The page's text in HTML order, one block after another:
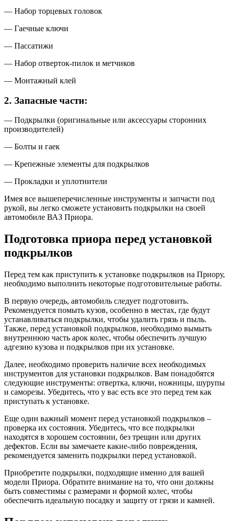
— Набор торцевых головок
— Гаечные ключи
— Пассатижи
— Набор отверток-пилок и метчиков
— Монтажный клей
2. Запасные части:
— Подкрылки (оригинальные или аксессуары сторонних
производителей)
— Болты и гаек
— Крепежные элементы для подкрылков
— Прокладки и уплотнители
Имея все вышеперечисленные инструменты и запчасти под
рукой, вы легко сможете установить подкрылки на своей
автомобиле ВАЗ Приора.
Подготовка приора перед установкой
подкрылков
Перед тем как приступить к установке подкрылков на Приору,
необходимо выполнить некоторые подготовительные работы.
В первую очередь, автомобиль следует подготовить.
Рекомендуется помыть кузов, особенно в местах, где будут
устанавливаться подкрылки, чтобы удалить грязь и пыль.
Также, перед установкой подкрылков, необходимо вымыть
внутреннюю часть арок колес, чтобы обеспечить лучшую
адгезию кузова и подкрылков при их установке.
Далее, необходимо проверить наличие всех необходимых
инструментов для установки подкрылков. Вам понадобятся
следующие инструменты: отвертка, ключи, ножницы, шурупы
и саморезы. Убедитесь, что у вас есть все это перед тем как
приступать к установке.
Еще один важный момент перед установкой подкрылков –
проверка их состояния. Убедитесь, что все подкрылки
находятся в хорошем состоянии, без трещин или других
дефектов. Если вы замечаете какие-либо повреждения,
рекомендуется заменить подкрылки перед установкой.
Приобретите подкрылки, подходящие именно для вашей
модели Приора. Обратите внимание на то, что они должны
быть совместимы с размерами и формой колес, чтобы
обеспечить идеальную посадку и защиту от грязи и камней.